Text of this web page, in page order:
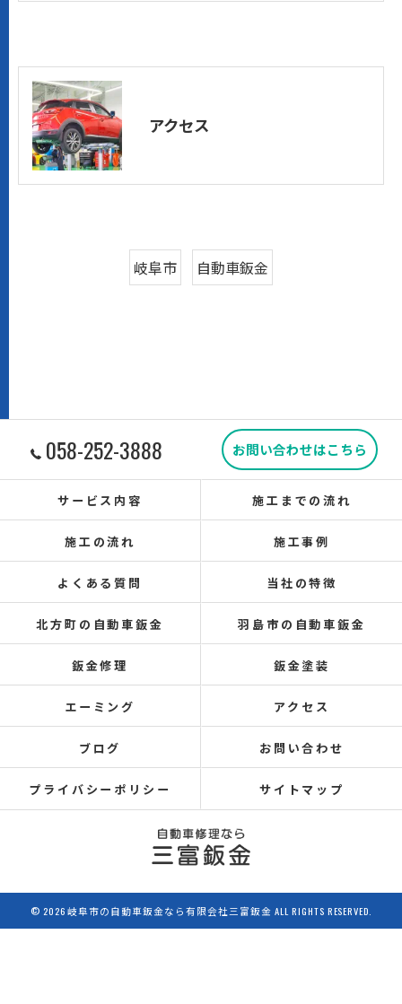
アクセス
岐阜市 自動車鈑金
058-252-3888 お問い合わせはこちら
サービス内容 施工までの流れ
施工の流れ 施工事例
よくある質問 当社の特徴
北方町の自動車鈑金 羽島市の自動車鈑金
鈑金修理 鈑金塗装
エーミング アクセス
ブログ お問い合わせ
プライバシーポリシー サイトマップ
© 2026 岐阜市の自動車鈑金なら有限会社三富鈑金 ALL RIGHTS RESERVED.